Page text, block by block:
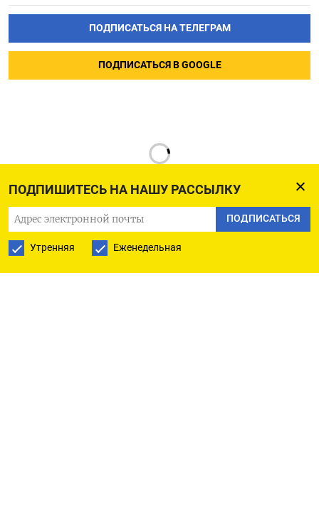
ПОДПИШИТЕСЬ НА НАШУ РАССЫЛКУ
ПОДПИСАТЬСЯ
Утренняя Еженедельная
ПОДПИСАТЬСЯ НА ТЕЛЕГРАМ
ПОДПИСАТЬСЯ В GOOGLE
ПОДПИШИТЕСЬ НА НАШУ РАССЫЛКУ